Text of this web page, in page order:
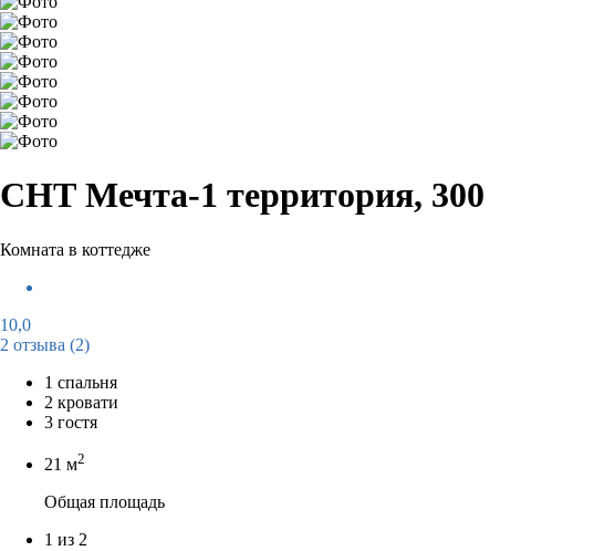
СНТ Мечта-1 территория, 300
Комната в коттедже
10,0
2 отзыва (2)
1 спальня
2 кровати
3 гостя
21 м2
Общая площадь
1 из 2